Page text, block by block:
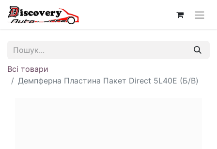
Всі товари
Демпферна Пластина Пакет Direct 5L40E (Б/В)